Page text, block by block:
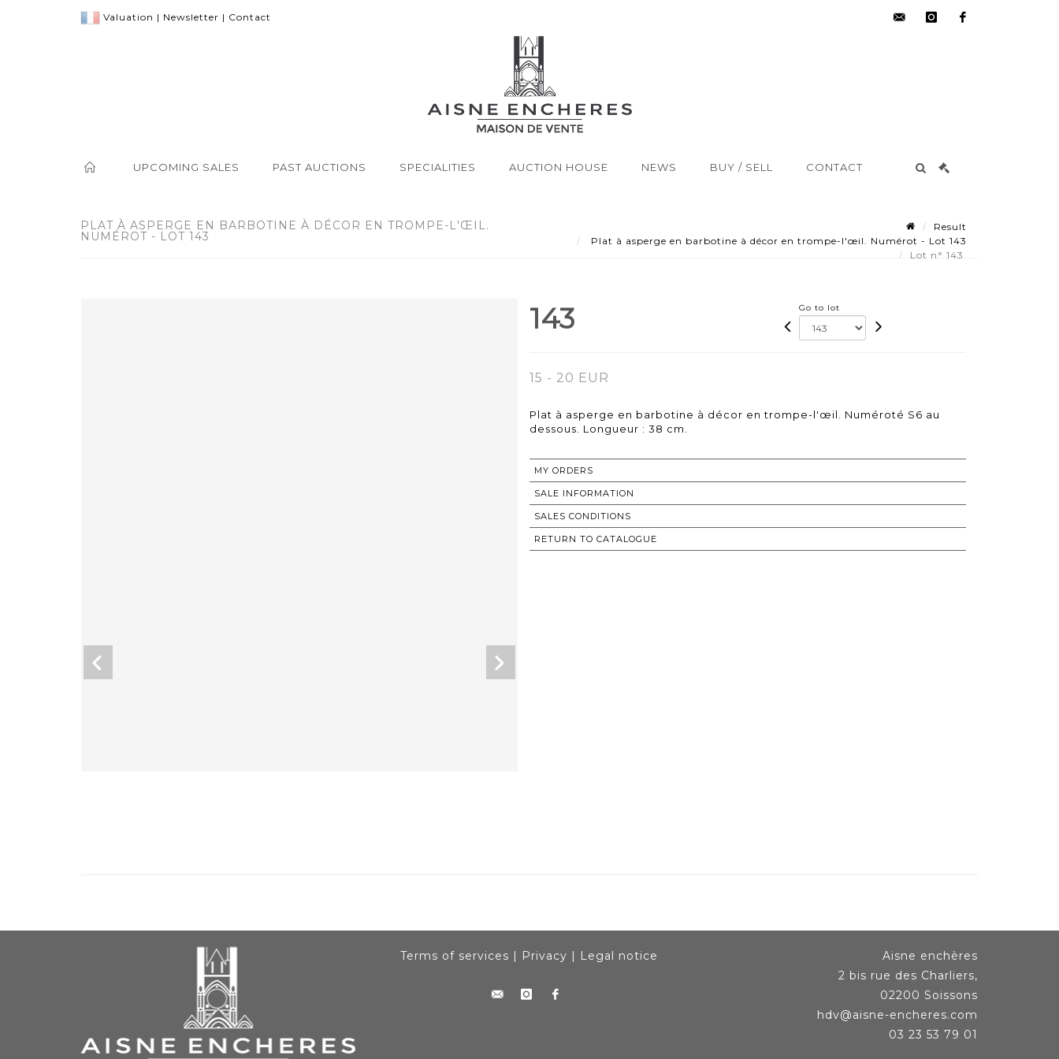
Valuation | Newsletter | Contact
UPCOMING SALES PAST AUCTIONS SPECIALITIES AUCTION HOUSE NEWS BUY / SELL CONTACT
PLAT À ASPERGE EN BARBOTINE À DÉCOR EN TROMPE-L'ŒIL.
NUMÉROT - LOT 143
Result
Plat à asperge en barbotine à décor en trompe-l'œil. Numérot - Lot 143
Lot n° 143
143 Go to lot
15 - 20 EUR
Plat à asperge en barbotine à décor en trompe-l'œil. Numéroté S6 au
dessous. Longueur : 38 cm.
MY ORDERS
SALE INFORMATION
SALES CONDITIONS
RETURN TO CATALOGUE
Terms of services | Privacy | Legal notice
Aisne enchères
2 bis rue des Charliers,
02200 Soissons
hdv@aisne-encheres.com
03 23 53 79 01